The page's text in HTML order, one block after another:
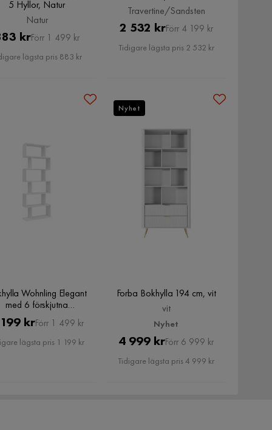
5 Hyllor, Natur
Natur
Pris
kr Original
Pris
Förr 1 499 kr
lägsta pris 883 kr
Travertine/Sandsten
Pris
2 532 krOriginal
Pris
Förr 4 199 kr
Tidigare lägsta pris 2 532 kr
Wohnling Elegant
med 6 förskjutna
förvaringshyllor
Pris
krOriginal
Pris
Förr 1 499 kr
lägsta pris 1 199 kr
Forba Bokhylla 194 cm, vit
vit
Nyhet
Pris
4 999 krOriginal
Pris
Förr 6 999 kr
Tidigare lägsta pris 4 999 kr
Nyhet